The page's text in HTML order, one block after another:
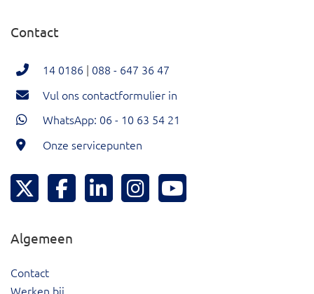
Contact
14 0186 | 088 - 647 36 47
Vul ons contactformulier in
WhatsApp: 06 - 10 63 54 21
Onze servicepunten
Hoeksche Waard Twitter
Hoeksche Waard Facebook
Hoeksche Waard LinkedIn
Hoeksche Waard Instagram
Algemeen
Contact
Werken bij